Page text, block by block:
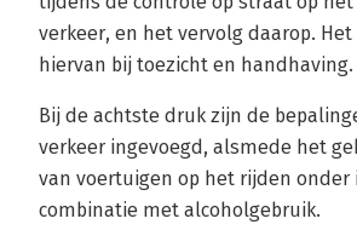
verkeer, en het vervolg daarop.
hiervan bij toezicht en handhaving.
Bij de achtste druk zijn de
verkeer ingevoegd, alsmede het
van voertuigen op het rijden
combinatie met alcoholgebruik.